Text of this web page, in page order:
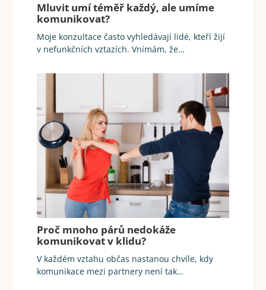
Mluvit umí téměř každý, ale umíme
komunikovat?
Moje konzultace často vyhledávají lidé, kteří žijí
v nefunkčních vztazích. Vnímám, že…
Proč mnoho párů nedokáže
komunikovat v klidu?
V každém vztahu občas nastanou chvíle, kdy
komunikace mezi partnery není tak…